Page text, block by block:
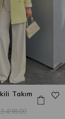
Takım